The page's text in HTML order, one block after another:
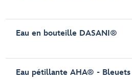
Eau en bouteille DASANI®
Eau pétillante AHA® -